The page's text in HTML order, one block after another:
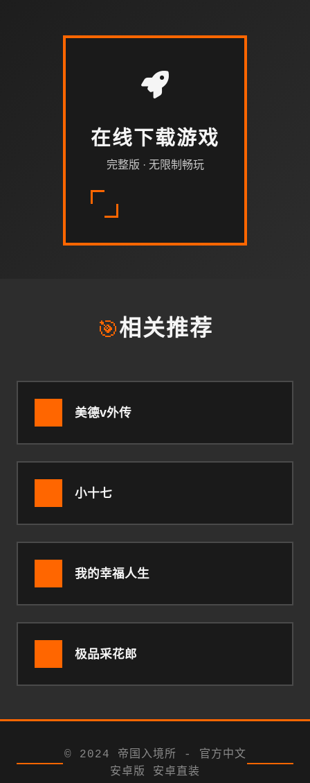
在线下载游戏
完整版 · 无限制畅玩
🎯相关推荐
美德v外传
小十七
我的幸福人生
极品采花郎
© 2024 帝国入境所 - 官方中文
安卓版 安卓直装